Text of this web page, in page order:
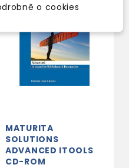
MATURITA
SOLUTIONS
ADVANCED ITOOLS
CD-ROM
o cookies